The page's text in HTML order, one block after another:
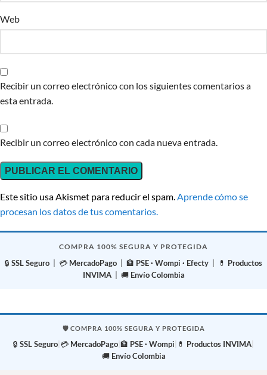
Web
Recibir un correo electrónico con los siguientes comentarios a
esta entrada.
Recibir un correo electrónico con cada nueva entrada.
Este sitio usa Akismet para reducir el spam.Aprende cómo se
procesan los datos de tus comentarios.
COMPRA 100% SEGURA Y PROTEGIDA
🔒 SSL Seguro | 💳 MercadoPago | 🏦 PSE · Wompi · Efecty | 💊 Productos
INVIMA| 🚚 Envío Colombia
🛡️ COMPRA 100% SEGURA Y PROTEGIDA
🔒 SSL Seguro 💳 MercadoPago 🏦 PSE · Wompi 💊 Productos INVIMA
🚚 Envío Colombia